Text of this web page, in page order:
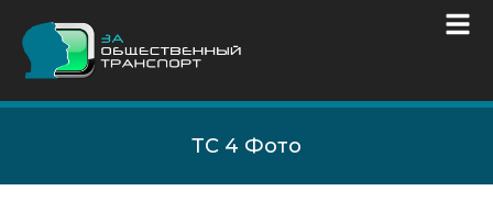
ТС 4 Фото